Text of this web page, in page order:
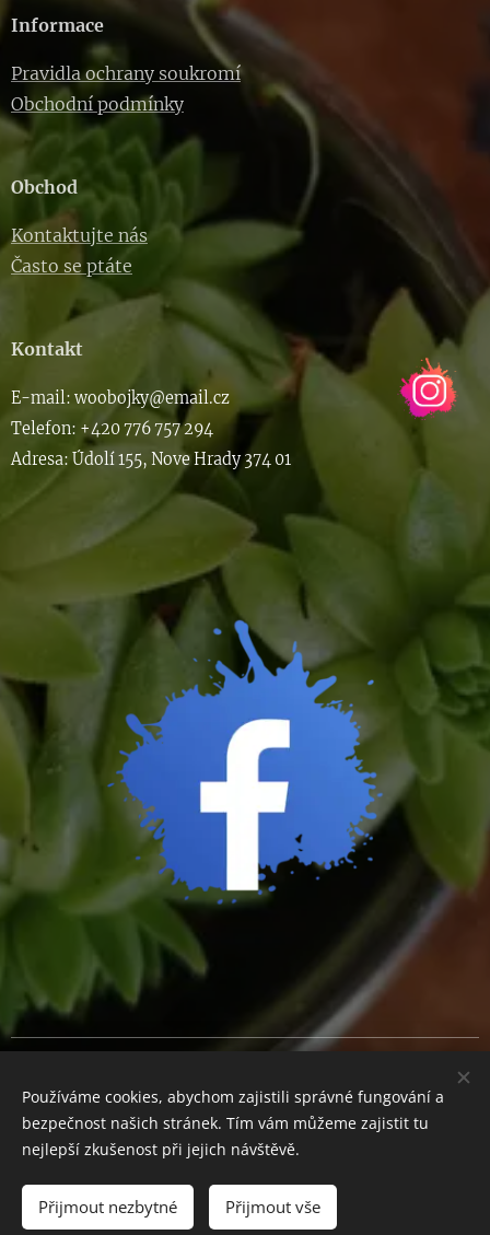
Do košíku
Informace
Pravidla ochrany soukromí
Obchodní podmínky
Obchod
Kontaktujte nás
Často se ptáte
Kontakt
E-mail: woobojky@email.cz
Telefon: +420 776 757 294
Adresa: Údolí 155, Nove Hrady 374 01
Měna
CZK Kč
EUR €
Používáme cookies, abychom zajistili správné fungování a
bezpečnost našich stránek. Tím vám můžeme zajistit tu
nejlepší zkušenost při jejich návštěvě.
Přijmout nezbytné Přijmout vše